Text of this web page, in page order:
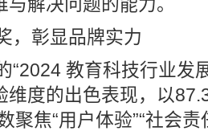
，彰显品牌实力
“2024 教育科技行业发
维度的出色表现，以
聚焦“用户体验”“社会责